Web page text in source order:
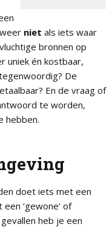
niet als iets waar
bronnen op
uniek én kostbaar,
De
En de vraag of
te worden,
hebben.
doet iets met een
‘gewone’ of
heb je een